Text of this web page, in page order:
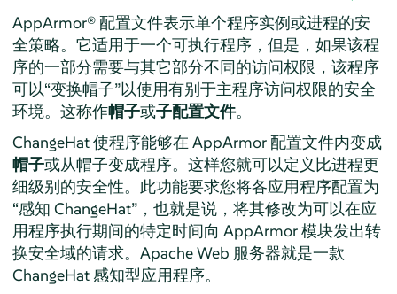
AppArmor®配置文件表示单个程序实例或进程的安
全策略。它适用于一个可执行程序，但是，如果该程
序的一部分需要与其它部分不同的访问权限，该程序
可以“变换帽子”以使用有别于主程序访问权限的安全
环境。这称作帽子或子配置文件。
ChangeHat 使程序能够在 AppArmor配置文件内变成
帽子或从帽子变成程序。这样您就可以定义比进程更
细级别的安全性。此功能要求您将各应用程序配置为
“感知 ChangeHat”，也就是说，将其修改为可以在应
用程序执行期间的特定时间向 AppArmor模块发出转
换安全域的请求。Apache Web 服务器就是一款
ChangeHat 感知型应用程序。